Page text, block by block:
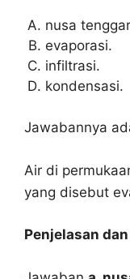
nusa
evaporasi.
infiltrasi.
kondensasi.
Jawabannya
Air di
yang disebut
Penjelasan